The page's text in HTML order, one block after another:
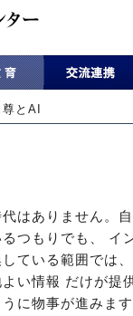
とAI
はありません。
つもりでも、 イ
ている範囲では
い情報 だけが提
に物事が進みま